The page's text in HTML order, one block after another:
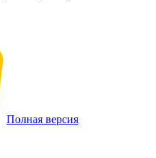
Полная версия